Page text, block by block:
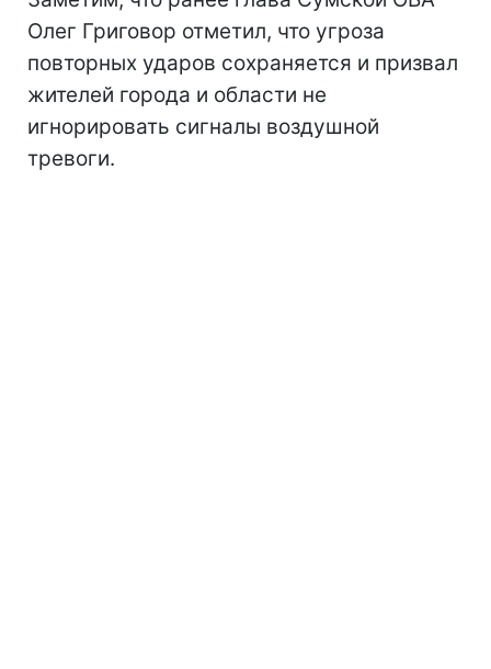
Олег Григовор отметил, что угроза
повторных ударов сохраняется и призвал
жителей города и области не
игнорировать сигналы воздушной
тревоги.